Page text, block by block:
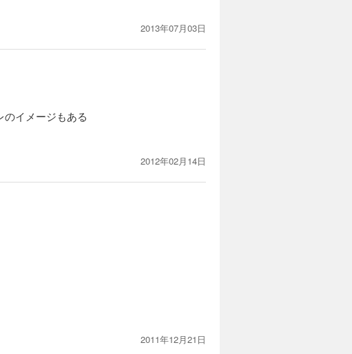
2013年07月03日
イメージもある
2012年02月14日
2011年12月21日